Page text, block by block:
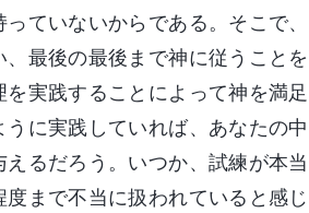
っていないからである。そこで
、最後の最後まで神に従うこと
実践することによって神を満
に実践していれば、あなたの
るだろう。いつか、試練が本
まで不当に扱われていると感